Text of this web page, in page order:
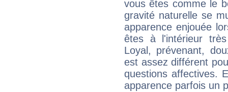
vous êtes comme le
gravité naturelle se
apparence enjouée
êtes à l'intérieur
Loyal, prévenant,
est assez différent
questions affectives.
apparence parfois un